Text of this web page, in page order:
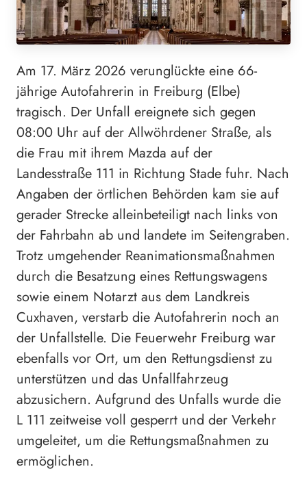
Am 17. März 2026 verunglückte eine 66-
jährige Autofahrerin in Freiburg (Elbe)
tragisch. Der Unfall ereignete sich gegen
08:00 Uhr auf der Allwöhrdener Straße, als
die Frau mit ihrem Mazda auf der
Landesstraße 111 in Richtung Stade fuhr. Nach
Angaben der örtlichen Behörden kam sie auf
gerader Strecke alleinbeteiligt nach links von
der Fahrbahn ab und landete im Seitengraben.
Trotz umgehender Reanimationsmaßnahmen
durch die Besatzung eines Rettungswagens
sowie einem Notarzt aus dem Landkreis
Cuxhaven, verstarb die Autofahrerin noch an
der Unfallstelle. Die Feuerwehr Freiburg war
ebenfalls vor Ort, um den Rettungsdienst zu
unterstützen und das Unfallfahrzeug
abzusichern. Aufgrund des Unfalls wurde die
L 111 zeitweise voll gesperrt und der Verkehr
umgeleitet, um die Rettungsmaßnahmen zu
ermöglichen.